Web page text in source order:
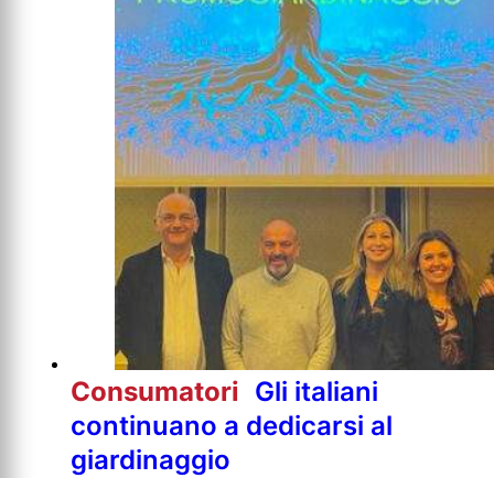
Consumatori Gli italiani
continuano a dedicarsi al
giardinaggio